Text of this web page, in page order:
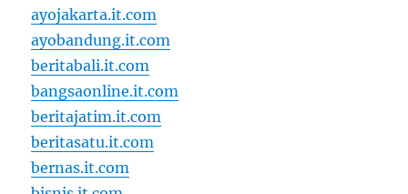
ayojakarta.it.com
ayobandung.it.com
beritabali.it.com
bangsaonline.it.com
beritajatim.it.com
beritasatu.it.com
bernas.it.com